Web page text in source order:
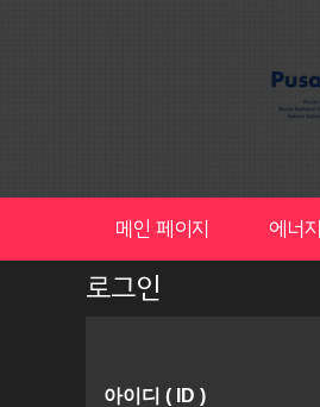
메인 페이지 에너
로그인
아이디 ( ID )